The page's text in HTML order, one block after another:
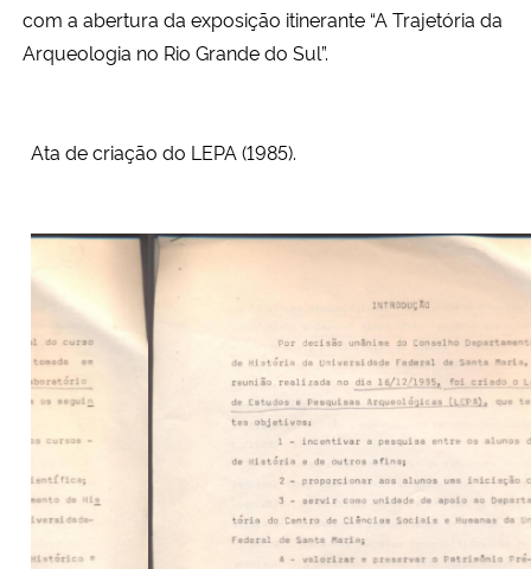
com a abertura da exposição itinerante “A Trajetória da
Arqueologia no Rio Grande do Sul”.
Ata de criação do LEPA (1985).